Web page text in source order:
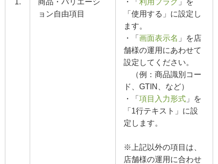
ョン自由項目
「使用する」に設定し
ます。
・「 画面表示名 」を店
舗様の運用にあわせて
設定してください。
（例：商品識別コー
ド、GTIN、など）
・「 項目入力形式 」を
「1行テキスト」に設
定します。
※上記以外の項目は、
店舗様の運用に合わせ